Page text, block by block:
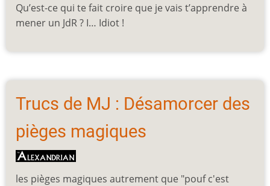
Qu’est-ce qui te fait croire que je vais t’apprendre à
mener un JdR ? I… Idiot !
Trucs de MJ : Désamorcer des
pièges magiques
les pièges magiques autrement que "pouf c'est